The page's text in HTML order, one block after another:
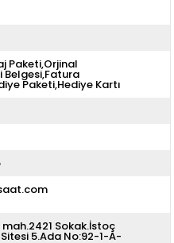
Paketi,Orjinal
Belgesi,Fatura
Paketi,Hediye Kartı
Sokak.İstoç
5.Ada No:92-1-A-